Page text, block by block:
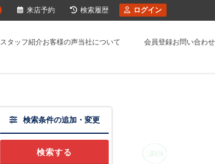
スタッフ紹介お客様の声当社について 会員登録お問い合わせ
検索条件の追加・変更
来店予約 検索履歴 ログイン